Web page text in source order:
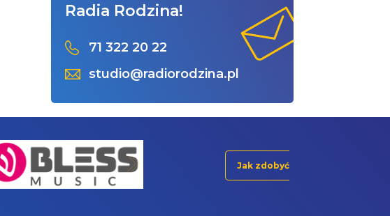
Radia Rodzina!
71 322 20 22
studio@radiorodzina.pl
Jak zdobyć